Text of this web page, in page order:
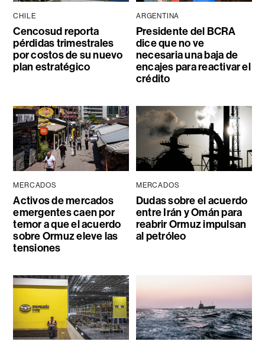
CHILE
Cencosud reporta
pérdidas trimestrales
por costos de su nuevo
plan estratégico
ARGENTINA
Presidente del BCRA
dice que no ve
necesaria una baja de
encajes para reactivar el
crédito
MERCADOS
Activos de mercados
emergentes caen por
temor a que el acuerdo
sobre Ormuz eleve las
tensiones
MERCADOS
Dudas sobre el acuerdo
entre Irán y Omán para
reabrir Ormuz impulsan
al petróleo